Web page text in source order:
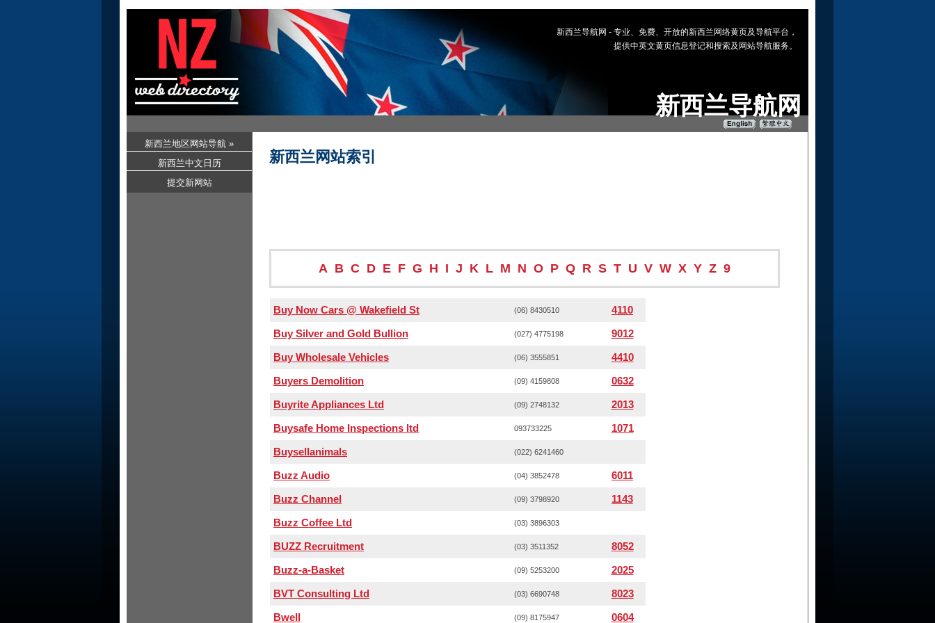
新西兰导航网
新西兰导航网 - 专业、免费、开放的新西兰网络黄页及导航平台，
提供中英文黄页信息登记和搜索及网站导航服务。
新西兰网站索引
A B C D E F G H I J K L M N O P Q R S T U V W X Y Z 9
Buy Now Cars @ Wakefield St (06) 8430510
4110
Buy Silver and Gold Bullion
(027) 4775198
9012
Buy Wholesale Vehicles
(06) 3555851
4410
Buyers Demolition
(09) 4159808
0632
Buyrite Appliances Ltd
(09) 2748132
2013
Buysafe Home Inspections ltd
093733225
1071
Buysellanimals
(022) 6241460
Buzz Audio (04) 3852478
6011
Buzz Channel
(09) 3798920
1143
Buzz Coffee Ltd
(03) 3896303
BUZZ Recruitment (03) 3511352
8052
Buzz-a-Basket
(09) 5253200
2025
BVT Consulting Ltd
(03) 6690748
8023
Bwell
(09) 8175947 0604
新西兰地区网站导航 »
新西兰中文日历
提交新网站